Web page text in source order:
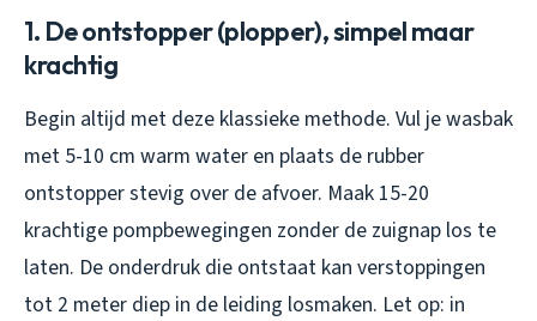
1. De ontstopper (plopper), simpel maar
krachtig
Begin altijd met deze klassieke methode. Vul je wasbak
met 5-10 cm warm water en plaats de rubber
ontstopper stevig over de afvoer. Maak 15-20
krachtige pompbewegingen zonder de zuignap los te
laten. De onderdruk die ontstaat kan verstoppingen
tot 2 meter diep in de leiding losmaken. Let op: in